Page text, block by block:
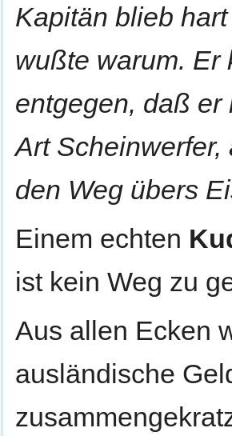
Kapitän blieb
wußte warum. Er
entgegen, daß er
Art
den Weg übers
Einem echten
ist kein Weg zu
Aus allen Ecken
ausländische